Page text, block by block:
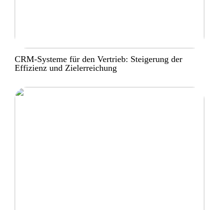
CRM-Systeme für den Vertrieb: Steigerung der
Effizienz und Zielerreichung